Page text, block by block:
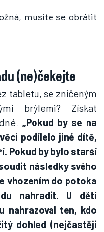
musíte se obrátit
(ne)čekejte
tabletu, se zničeným
brýlemi? Získat
„Pokud by se na
podílelo jiné dítě,
Pokud by bylo starší
následky svého
vhozením do potoka
nahradit. U dětí
nahrazoval ten, kdo
dohled (nejčastěji